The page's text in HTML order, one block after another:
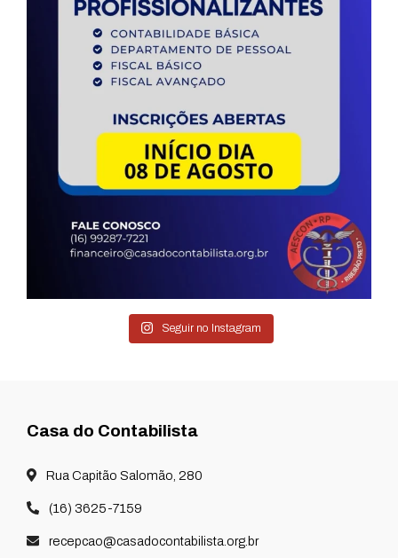
Seguir no Instagram
Casa do Contabilista
Rua Capitão Salomão, 280
(16) 3625-7159
recepcao@casadocontabilista.org.br